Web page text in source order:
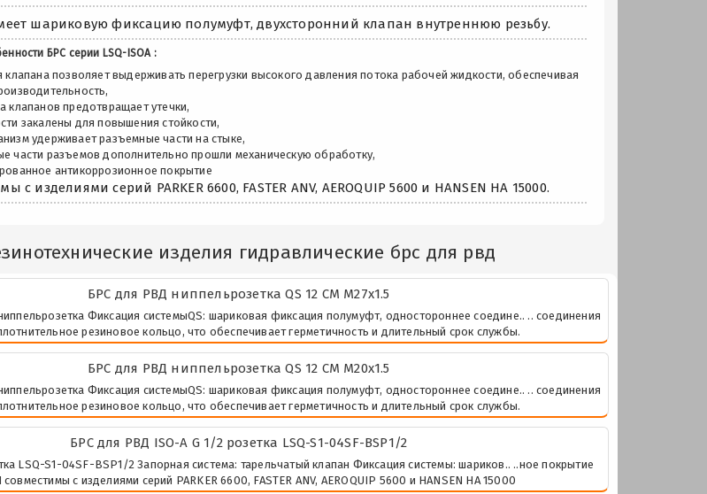
шариковую фиксацию полумуфт, двухсторонний клапан внутреннюю резьбу.
БРС серии LSQ-ISOA :
клапана позволяет выдерживать перегрузки высокого давления потока рабочей жидкости, обеспечивая
клапанов предотвращает утечки,
закалены для повышения стойкости,
удерживает разъемные части на стыке,
части разъемов дополнительно прошли механическую обработку,
антикоррозионное покрытие
с изделиями серий PARKER 6600, FASTER ANV, AEROQUIP 5600 и HANSEN HA 15000.
изделия гидравлические брс для рвд
БРС для РВД ниппельрозетка QS 12 СМ М27х1.5
Фиксация системыQS: шариковая фиксация полумуфт, одностороннее соедине.. .. соединения
резиновое кольцо, что обеспечивает герметичность и длительный срок службы.
БРС для РВД ниппельрозетка QS 12 СМ М20х1.5
Фиксация системыQS: шариковая фиксация полумуфт, одностороннее соедине.. .. соединения
резиновое кольцо, что обеспечивает герметичность и длительный срок службы.
БРС для РВД ISO-A G 1/2 розетка LSQ-S1-04SF-BSP1/2
LSQ-S1-04SF-BSP1/2 Запорная система: тарельчатый клапан Фиксация системы: шариков.. ..ное покрытие
совместимы с изделиями серий PARKER 6600, FASTER ANV, AEROQUIP 5600 и HANSEN HA 15000